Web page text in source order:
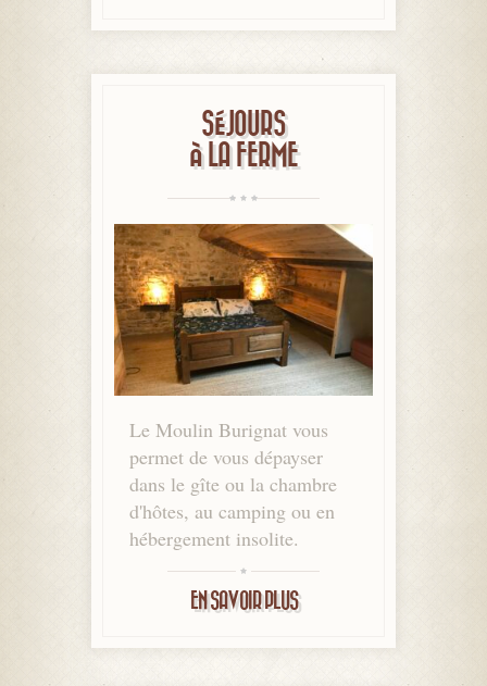
SÉJOURS
À LA FERME
Le Moulin Burignat vous
permet de vous dépayser
dans le gîte ou la chambre
d'hôtes, au camping ou en
hébergement insolite.
EN SAVOIR PLUS